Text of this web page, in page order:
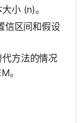
小 (n)。
信区间和假设
方法的情况
。